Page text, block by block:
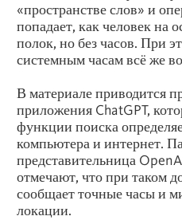
«пространстве слов» и
попадает, как человек на
полок, но без часов. При
системным часам всё же
В материале приводится
приложения ChatGPT,
функции поиска
компьютера и интернет.
представительница
отмечают, что при таком
сообщает точные часы и
локации.